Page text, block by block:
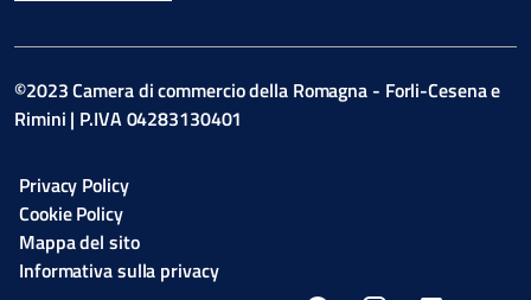
©2023 Camera di commercio della Romagna - Forli-Cesena e
Rimini | P.IVA 04283130401
Privacy Policy
Cookie Policy
Mappa del sito
Informativa sulla privacy